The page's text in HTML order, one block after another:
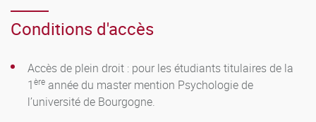
Conditions d'accès
Accès de plein droit : pour les étudiants titulaires de la
1ère année du master mention Psychologie de
l’université de Bourgogne.